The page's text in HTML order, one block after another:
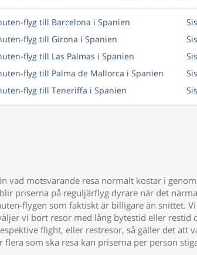
flyg till Barcelona i Spanien
flyg till Girona i Spanien
flyg till Las Palmas i Spanien
flyg till Palma de Mallorca i Spanien
flyg till Teneriffa i Spanien
vad motsvarande resa normalt kostar i
priserna på reguljärflyg dyrare när det
flygen som faktiskt är billigare än snittet.
vi bort resor med lång bytestid eller
flight, eller restresor, så gäller det att
som ska resa kan priserna per person